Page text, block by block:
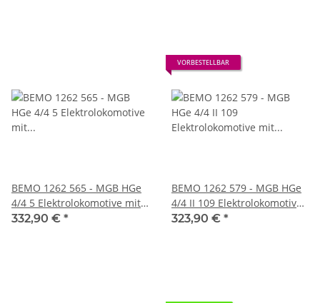
BEMO 1262 565 - MGB HGe
4/4 5 Elektrolokomotive mit
Zahnradantrieb, rot/weiss
332,90 € *
VORBESTELLBAR
BEMO 1262 579 - MGB HGe
4/4 II 109 Elektrolokomotive
mit Zahnradantrieb, rot
323,90 € *